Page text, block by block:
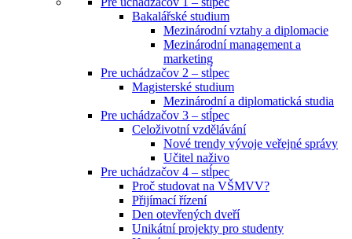
Bakalářské studium
Mezinárodní vztahy a diplomacie
Mezinárodní management a
marketing
Pre uchádzačov 2 – stĺpec
Magisterské studium
Mezinárodní a diplomatická studia
Pre uchádzačov 3 – stĺpec
Celoživotní vzdělávání
Nové trendy vývoje veřejné správy
Učitel naživo
Pre uchádzačov 4 – stĺpec
Proč studovat na VŠMVV?
Přijímací řízení
Den otevřených dveří
Unikátní projekty pro studenty